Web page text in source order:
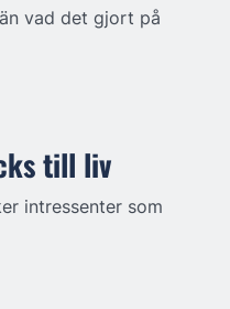
vad det gjort på
till liv
intressenter som